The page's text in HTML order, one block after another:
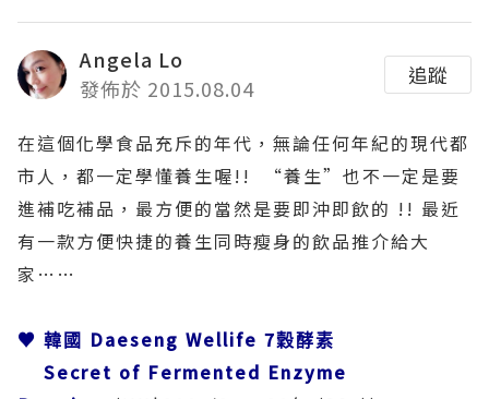
Angela Lo
發佈於 2015.08.04
追蹤
在這個化學食品充斥的年代，無論任何年紀的現代都
市人，都一定學懂養生喔!! “養生”也不一定是要
進補吃補品，最方便的當然是要即沖即飲的 !! 最近
有一款方便快捷的養生同時瘦身的飲品推介給大
家……
♥ 韓國 Daeseng Wellife 7穀酵素
Secret of Fermented Enzyme